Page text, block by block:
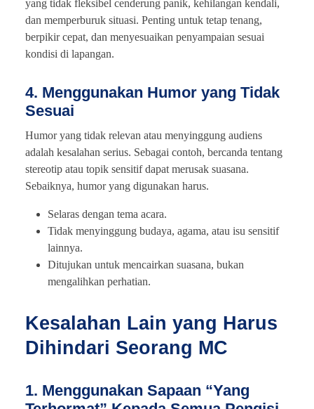
yang tidak fleksibel cenderung panik, kehilangan kendali,
dan memperburuk situasi. Penting untuk tetap tenang,
berpikir cepat, dan menyesuaikan penyampaian sesuai
kondisi di lapangan.
4. Menggunakan Humor yang Tidak
Sesuai
Humor yang tidak relevan atau menyinggung audiens
adalah kesalahan serius. Sebagai contoh, bercanda tentang
stereotip atau topik sensitif dapat merusak suasana.
Sebaiknya, humor yang digunakan harus.
Selaras dengan tema acara.
Tidak menyinggung budaya, agama, atau isu sensitif
lainnya.
Ditujukan untuk mencairkan suasana, bukan
mengalihkan perhatian.
Kesalahan Lain yang Harus
Dihindari Seorang MC
1. Menggunakan Sapaan “Yang